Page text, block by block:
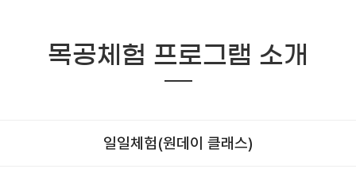
목공체험 프로그램 소개
일일체험(원데이 클래스)